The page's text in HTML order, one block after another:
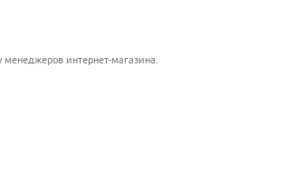
интернет-магазина.